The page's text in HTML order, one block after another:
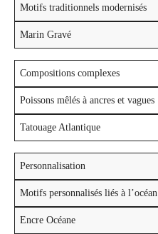
Motifs traditionnels modernisés
Marin Gravé
Compositions complexes
Poissons mêlés à ancres et vagues
Tatouage Atlantique
Personnalisation
Motifs personnalisés liés à l’océan
Encre Océane